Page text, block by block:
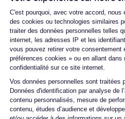
Plateforme de
C'est pourquoi, avec votre accord, nous
des cookies ou technologies similaires
traiter des données personnelles telles
internet, les adresses IP et les
vous pouvez retirer votre consentement
préférences cookies » ou en allant dans
confidentialité sur ce site internet.
Vos données personnelles sont traitées
Données d'identification par analyse de
contenu personnalisés, mesure de
contenu, études d’audience et
Axeptio
Écran
OLED 6.7 pouces
RAM
6 Go
Nom CPU
Apple A15 Bionic 6
Nom GPU
Comment activer une
Proposez-vous une
casse due à des chocs
Quelles sont les options
les batteries ?
Quels sont les
commande ?
Quelles garanties offrez-